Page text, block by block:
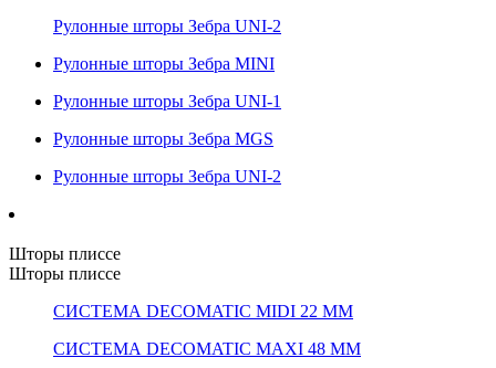
Рулонные шторы Зебра UNI-2
Рулонные шторы Зебра MINI
Рулонные шторы Зебра UNI-1
Рулонные шторы Зебра MGS
Рулонные шторы Зебра UNI-2
Шторы плиссе
Шторы плиссе
СИСТЕМА DECOMATIC MIDI 22 ММ
СИСТЕМА DECOMATIC MAXI 48 ММ